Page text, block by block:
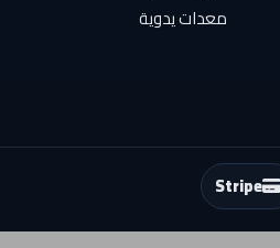
معدات يدوية
Stripe